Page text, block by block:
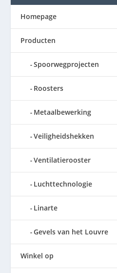
Homepage
Producten
Spoorwegprojecten
Roosters
Metaalbewerking
Veiligheidshekken
Ventilatierooster
Luchttechnologie
Linarte
Gevels van het Louvre
Winkel op